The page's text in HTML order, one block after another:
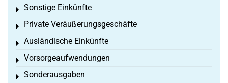
Sonstige Einkünfte
Toggle menu
Private Veräußerungsgeschäfte
Toggle menu
Ausländische Einkünfte
Toggle menu
Vorsorgeaufwendungen
Toggle menu
Sonderausgaben
Toggle menu